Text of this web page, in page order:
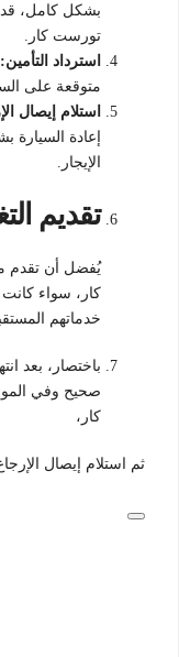
بشكل كامل،
تورست كار.
استرداد التأمين:
متوقعة على
استلام إيصال
إعادة السيارة
الإيجار.
تقديم
يُفضل أن تقدم
كار، سواء كانت
خدماتهم
باختصار، بعد
صحيح وفي
كار،
ثم استلام إيصال